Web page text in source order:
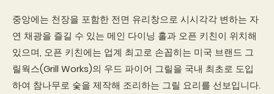
중앙에는 천장을 포함한 전면 유리창으로 시시각각 변하는 자
연 채광을 즐길 수 있는 메인 다이닝 홀과 오픈 키친이 위치해
있으며, 오픈 키친에는 업계 최고로 손꼽히는 미국 브랜드 그
릴웍스(Grill Works)의 우드 파이어 그릴을 국내 최초로 도입
하여 참나무로 숯을 제작해 조리하는 그릴 요리를 선보입니다.